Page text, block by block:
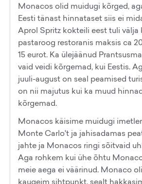
Monacos olid muidugi kõrged,
Eesti tänast hinnataset siis ei
Aprol Spritz kokteili eest tuli välja
pastaroog restoranis maksis ca
15 eurot. Ka ülejäänud
vaid veidi kõrgemad, kui Eestis.
juuli-august on seal peamised
on nii majutus kui ka muud
kõrgemad.
Monacos käisime muidugi
Monte Carlo't ja jahisadamas
jahte ja Monacos ringi sõitvaid
Aga rohkem kui ühe õhtu
meie aega ei väärinud. Monaco
kaugeim sihtpunkt, sealt